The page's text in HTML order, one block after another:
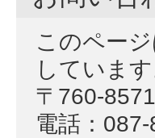
このペー
しています
〒760-
電話：